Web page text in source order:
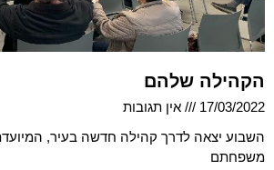
הקהילה שלהם
17/03/2022
אין תגובות
השבוע יצאה לדרך קהילה חדשה בעיר, המיועדת
משפחתם